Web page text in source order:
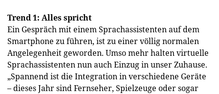
Trend 1: Alles spricht
Ein Gespräch mit einem Sprachassistenten auf dem
Smartphone zu führen, ist zu einer völlig normalen
Angelegenheit geworden. Umso mehr halten virtuelle
Sprachassistenten nun auch Einzug in unser Zuhause.
„Spannend ist die Integration in verschiedene Geräte
– dieses Jahr sind Fernseher, Spielzeuge oder sogar